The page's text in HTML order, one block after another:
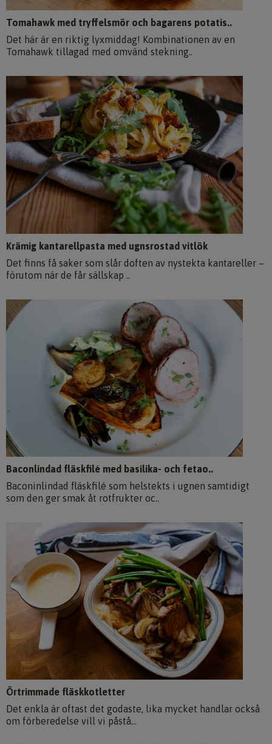
Tomahawk med tryffelsmör och bagarens potatis..
Det här är en riktig lyxmiddag! Kombinationen av en
Tomahawk tillagad med omvänd stekning..
Krämig kantarellpasta med ugnsrostad vitlök
Det finns få saker som slår doften av nystekta kantareller –
förutom när de får sällskap ..
Baconlindad fläskfilé med basilika- och fetao..
Baconinlindad fläskfilé som helstekts i ugnen samtidigt
som den ger smak åt rotfrukter oc..
Örtrimmade fläskkotletter
Det enkla är oftast det godaste, lika mycket handlar också
om förberedelse vill vi påstå...